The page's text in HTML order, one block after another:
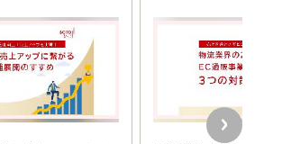
Brand Shift(ブランド・シフト): 「信頼」で選ばれ
る時代の成長戦略
￥2,420
マーケティングの真実 P&G・グリコで学んだ失敗
と成長の法則
￥880
ママ投資家が育休中に１億貯めた株式投資
￥1,870
組織の成果を最大化する ルールのデザイン
影響力の武器［新版］：人を動かす七つの原理
￥3,190
フィードバック経営 「沈黙の組織」から「高め合う
組織」へ